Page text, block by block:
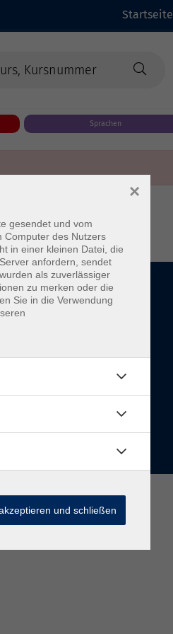
Startseite
Sprachen
Startseite
gesendet und vom
Computer des Nutzers
in einer kleinen Datei, die
anfordern, sendet
als zuverlässiger
zu merken oder die
Sie in die Verwendung
×
und schließen